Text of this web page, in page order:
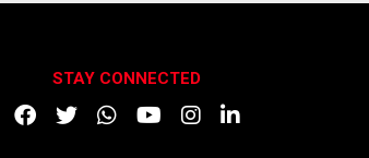
STAY CONNECTED